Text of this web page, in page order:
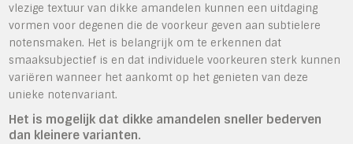
vlezige textuur van dikke amandelen kunnen een uitdaging
vormen voor degenen die de voorkeur geven aan subtielere
notensmaken. Het is belangrijk om te erkennen dat
smaaksubjectief is en dat individuele voorkeuren sterk kunnen
variëren wanneer het aankomt op het genieten van deze
unieke notenvariant.
Het is mogelijk dat dikke amandelen sneller bederven
dan kleinere varianten.